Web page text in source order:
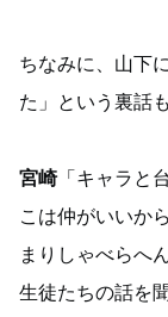
ちなみに、山下
た」という裏話も
宮崎「キャラと
こは仲がいいか
まりしゃべらへ
生徒たちの話を